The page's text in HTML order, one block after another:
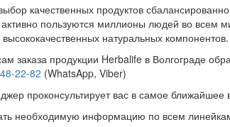
качественных продуктов
пользуются миллионы людей во
натуральных
заказа продукции Herbalife в Волгограде
22-82 (WhatsApp, Viber)
проконсультирует вас в самое
необходимую информацию по всем